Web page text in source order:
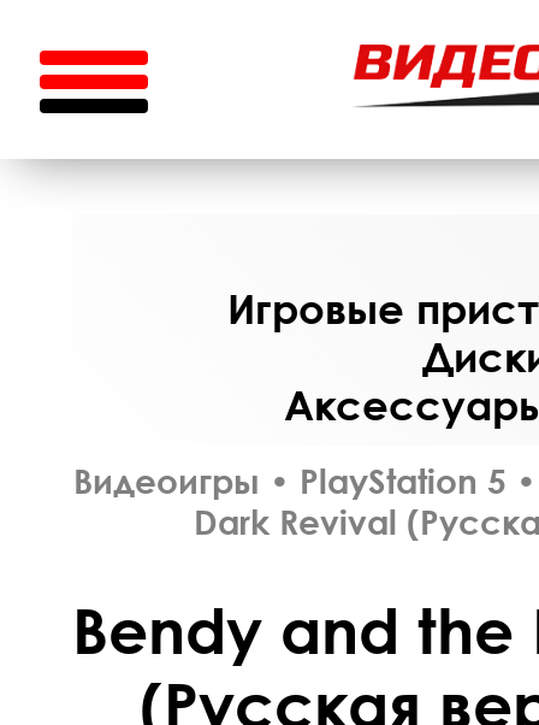
Игровые
Видеоигры • PlayStation 5 •
Dark Revival
Bendy and the
(Русская